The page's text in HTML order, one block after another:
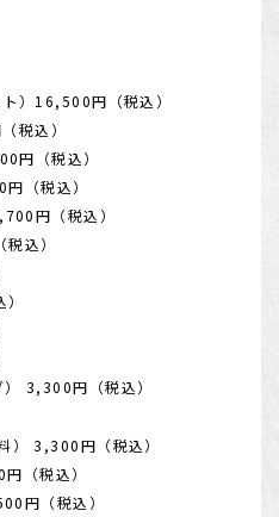
）16,500円（税込）
税込）
円（税込）
（税込）
円（税込）
込）
3,300円（税込）
） 3,300円（税込）
（税込）
円（税込）